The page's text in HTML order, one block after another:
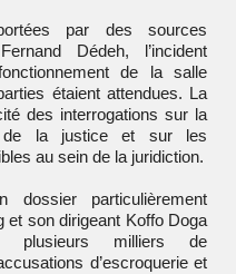
par des sources
Dédeh, l’incident
de la salle
étaient attendues. La
des interrogations sur la
de la justice et sur les
au sein de la juridiction.
particulièrement
et son dirigeant Koffo Doga
plusieurs milliers de
d’escroquerie et